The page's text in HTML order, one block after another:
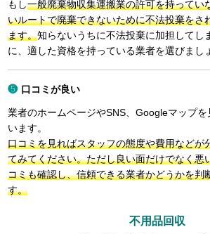
もし一般廃棄物収集運搬業の許可を持ってい
いルートで廃棄できないために不法投棄をさ
ます。知らないうちに不法投棄に加担してし
に、適した資格を持っている業者を選びまし
口コミが良い
業者のホームページやSNS、Googleマップ
います。
口コミを見ればスタッフの態度や費用などが
てみてください。ただし良い面だけでなく悪
コミも確認し、信頼できる業者かどうかを判
す。
不用品回収